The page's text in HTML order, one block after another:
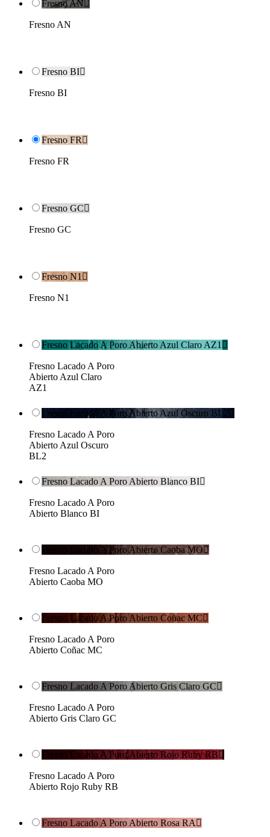
Fresno AN
Fresno AN
Fresno BI
Fresno BI
Fresno FR 
Fresno FR
Fresno GC
Fresno GC
Fresno N1 
Fresno N1
Fresno Lacado A Poro Abierto Azul Claro AZ1 
Fresno Lacado A Poro
Abierto Azul Claro
AZ1
Fresno Lacado A Poro Abierto Azul Oscuro BL2 
Fresno Lacado A Poro
Abierto Azul Oscuro
BL2
Fresno Lacado A Poro Abierto Blanco BI
Fresno Lacado A Poro
Abierto Blanco BI
Fresno Lacado A Poro Abierto Caoba MO
Fresno Lacado A Poro
Abierto Caoba MO
Fresno Lacado A Poro Abierto Coñac MC
Fresno Lacado A Poro
Abierto Coñac MC
Fresno Lacado A Poro Abierto Gris Claro GC
Fresno Lacado A Poro
Abierto Gris Claro GC
Fresno Lacado A Poro Abierto Rojo Ruby RB
Fresno Lacado A Poro
Abierto Rojo Ruby RB
Fresno Lacado A Poro Abierto Rosa RA